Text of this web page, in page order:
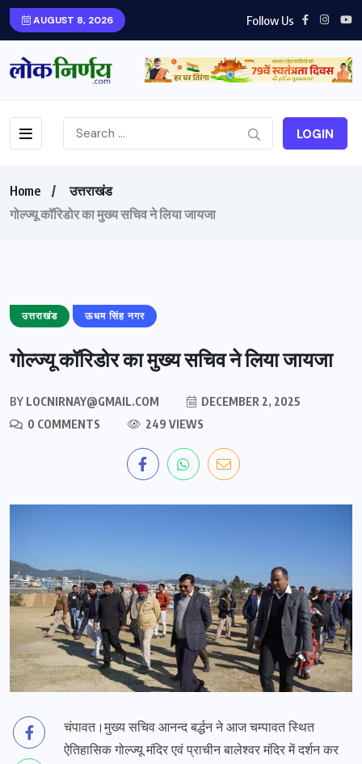
AUGUST 8, 2026 Follow Us
LOGIN
Home
उत्तराखंड
गोल्ज्यू कॉरिडोर का मुख्य सचिव ने लिया जायजा
उत्तराखंड ऊधम सिंह नगर
गोल्ज्यू कॉरिडोर का मुख्य सचिव ने लिया जायजा
BY LOCNIRNAY@GMAIL.COM
DECEMBER 2, 2025
0 COMMENTS
249 VIEWS
चंपावत।मुख्य सचिव आनन्द बर्द्धन ने आज चम्पावत स्थित
ऐतिहासिक गोल्ज्यू मंदिर एवं प्राचीन बालेश्वर मंदिर में दर्शन कर